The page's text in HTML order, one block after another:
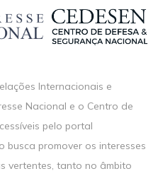
Internacionais e
Nacional e o Centro de
pelo portal
busca promover os interesses
vertentes, tanto no âmbito